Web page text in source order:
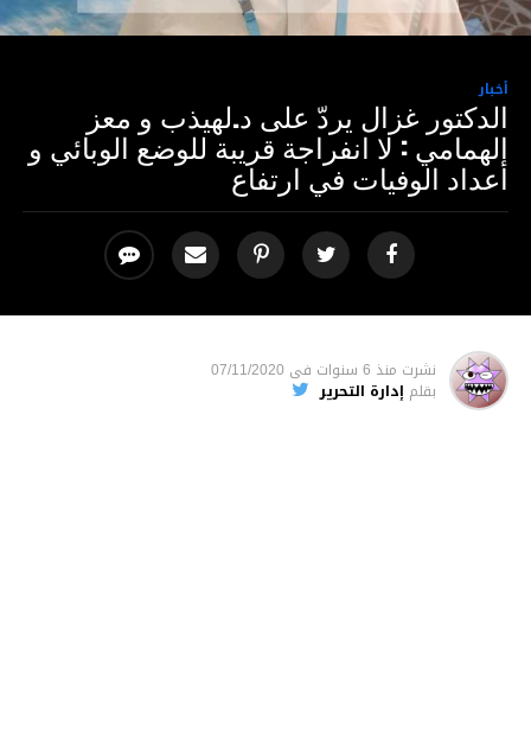
أخبار
الدكتور غزال يردّ على د.لهيذب و معز
الهمامي : لا انفراجة قريبة للوضع الوبائي و
أعداد الوفيات في ارتفاع
نشرت منذ 6 سنوات فى 07/11/2020
بقلم إدارة التحرير